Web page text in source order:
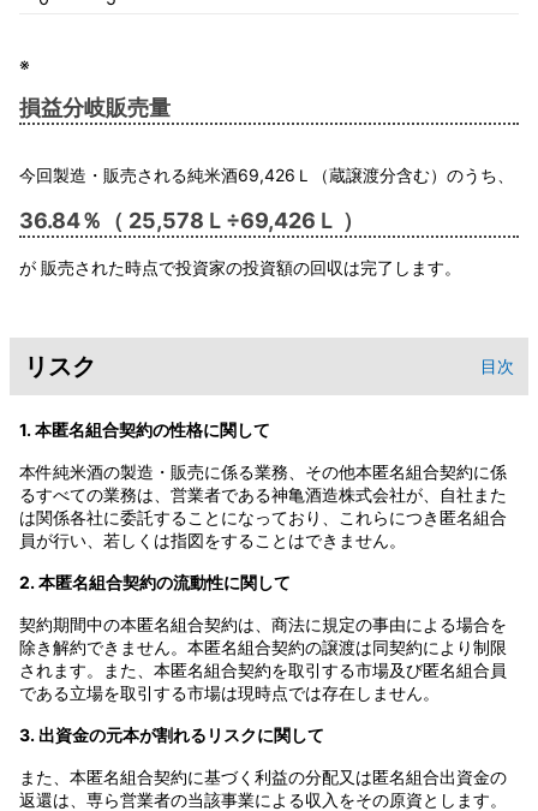
※
損益分岐販売量
今回製造・販売される純米酒69,426Ｌ（蔵譲渡分含む）のうち、
36.84％（ 25,578Ｌ÷69,426Ｌ ）
が 販売された時点で投資家の投資額の回収は完了します。
リスク 目次
1. 本匿名組合契約の性格に関して
本件純米酒の製造・販売に係る業務、その他本匿名組合契約に係
るすべての業務は、営業者である神亀酒造株式会社が、自社また
は関係各社に委託することになっており、これらにつき匿名組合
員が行い、若しくは指図をすることはできません。
2. 本匿名組合契約の流動性に関して
契約期間中の本匿名組合契約は、商法に規定の事由による場合を
除き解約できません。本匿名組合契約の譲渡は同契約により制限
されます。また、本匿名組合契約を取引する市場及び匿名組合員
である立場を取引する市場は現時点では存在しません。
3. 出資金の元本が割れるリスクに関して
また、本匿名組合契約に基づく利益の分配又は匿名組合出資金の
返還は、専ら営業者の当該事業による収入をその原資とします。